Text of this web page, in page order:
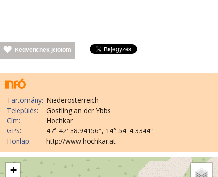
Kedvencnek jelölöm
Tartomány: Niederösterreich
Település:
Göstling an der Ybbs
Cím:
Hochkar
GPS:
47° 42′ 38.94156″, 14° 54′ 4.3344″
Honlap:
http://www.hochkar.at
+